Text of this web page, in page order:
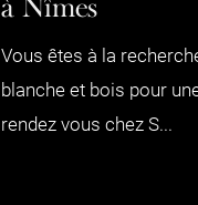
à Nîmes
Vous êtes à la
blanche et bois pour
rendez vous chez S...